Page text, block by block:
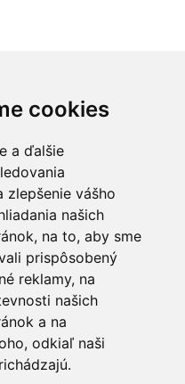
cookies
a ďalšie
zlepšenie vášho
našich
na to, aby sme
prispôsobený
reklamy, na
našich
a na
odkiaľ naši